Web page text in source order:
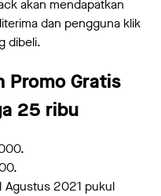
akan mendapatkan
dan pengguna klik
dibeli.
Promo Gratis
25 ribu
Agustus 2021 pukul